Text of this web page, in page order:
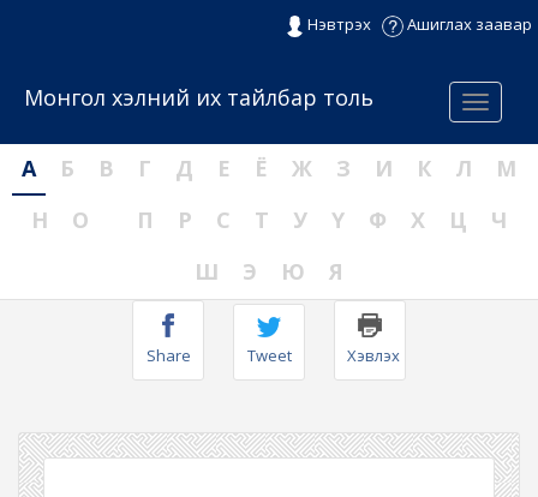
Нэвтрэх Ашиглах заавар
Menu
Монгол хэлний их тайлбар толь
А Б В Г Д Е Ё Ж З И К Л
М
Н
О П Р С Т У Ү Ф Х Ц
Ч
Ш
Э Ю Я
Share Tweet Хэвлэх